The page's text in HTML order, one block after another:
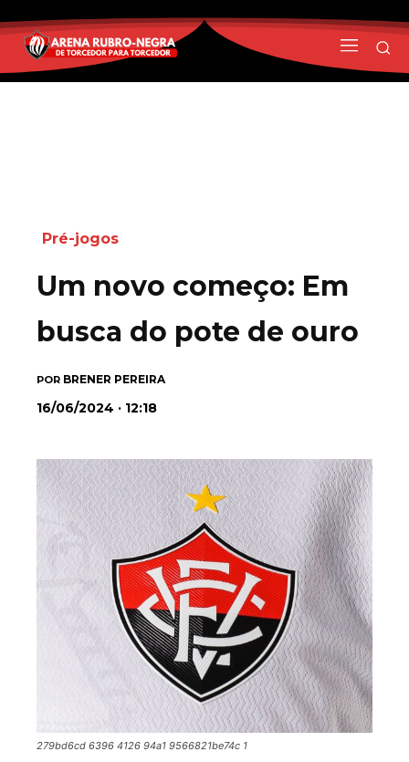
Pré-jogos
Um novo começo: Em
busca do pote de ouro
POR BRENER PEREIRA
16/06/2024 · 12:18
279bd6cd 6396 4126 94a1 9566821be74c 1